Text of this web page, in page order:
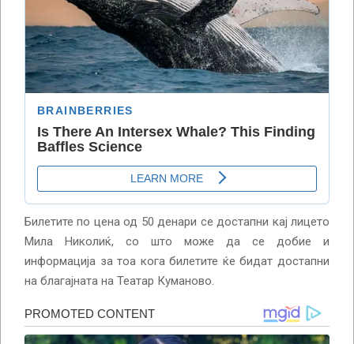
Билетите по цена од 50 денари се достапни кај лицето
Мила Николиќ, со што може да се добие и
информација за тоа кога билетите ќе бидат достапни
на благајната на Театар Куманово.